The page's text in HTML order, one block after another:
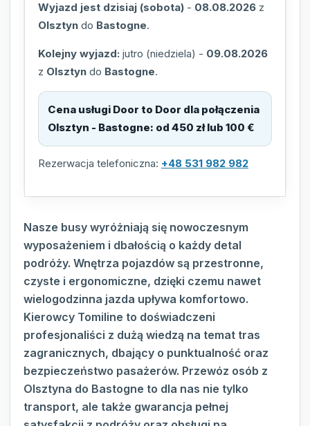
Wyjazd jest dzisiaj (sobota) - 08.08.2026 z
Olsztyn do Bastogne.
Kolejny wyjazd: jutro (niedziela) - 09.08.2026
z Olsztyn do Bastogne.
Cena usługi Door to Door dla połączenia
Olsztyn - Bastogne: od 450 zł lub 100 €
Rezerwacja telefoniczna: +48 531 982 982
Nasze busy wyróżniają się nowoczesnym
wyposażeniem i dbałością o każdy detal
podróży. Wnętrza pojazdów są przestronne,
czyste i ergonomiczne, dzięki czemu nawet
wielogodzinna jazda upływa komfortowo.
Kierowcy Tomiline to doświadczeni
profesjonaliści z dużą wiedzą na temat tras
zagranicznych, dbający o punktualność oraz
bezpieczeństwo pasażerów. Przewóz osób z
Olsztyna do Bastogne to dla nas nie tylko
transport, ale także gwarancja pełnej